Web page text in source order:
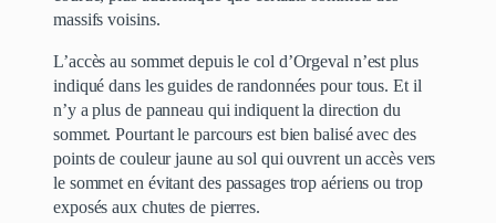
massifs voisins.
L’accès au sommet depuis le col d’Orgeval n’est plus
indiqué dans les guides de randonnées pour tous. Et il
n’y a plus de panneau qui indiquent la direction du
sommet. Pourtant le parcours est bien balisé avec des
points de couleur jaune au sol qui ouvrent un accès vers
le sommet en évitant des passages trop aériens ou trop
exposés aux chutes de pierres.